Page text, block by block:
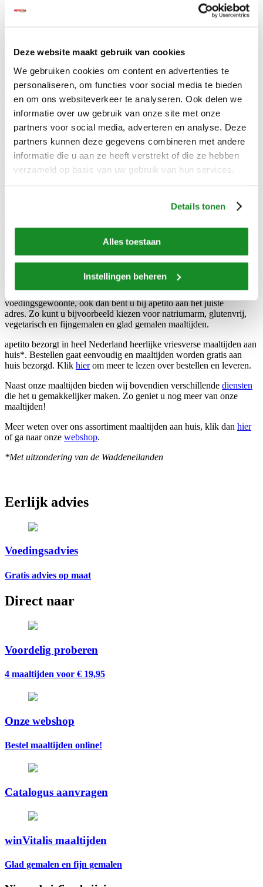
Deze website maakt gebruik van cookies
We gebruiken cookies om content en advertenties te
personaliseren, om functies voor social media te bieden
en om ons websiteverkeer te analyseren. Ook delen we
informatie over uw gebruik van onze site met onze
partners voor social media, adverteren en analyse. Deze
partners kunnen deze gegevens combineren met andere
informatie die u aan ze heeft verstrekt of die ze hebben
verzameld op basis van uw gebruik van hun services.
Details tonen
Alles toestaan
Instellingen beheren
Heerlijke maaltijden aan huis bezorgd
Wij zijn apetito. Bezorger van maaltijden, maar vooral bezorger van
een lach. Onze medewerkers zetten zich met veel plezier in om het u
zo fijn mogelijk te maken. Hulp nodig bij het inpakken van uw
vriezer? Vanzelfsprekend! Uw vaste bezorger legt de maaltijden
precies zoals u het wenst. En als het nodig is, helpt hij u ook even
met de volgende bestelling. Wel zo fijn!
Ook als mantelzorger geeft het u een gerust gevoel. U weet dat de
maaltijden voor uw ouder altijd goed geregeld zijn. En het is fijn dat
die aardige bezorger niet alleen de maaltijden brengt, maar ook altijd
Met de maaltijden van apetito is het alsof u thuis uit eten gaat. U
kunt kiezen uit een assortiment van ruim 120 maaltijden en diverse
soepen en desserts, van de Hollandse keuken tot aan internationale
specialiteiten. En zoekt u maaltijden die passen binnen uw dieet of
voedingsgewoonte, ook dan bent u bij apetito aan het juiste
adres. Zo kunt u bijvoorbeeld kiezen voor natriumarm, glutenvrij,
vegetarisch en fijngemalen en glad gemalen maaltijden.
apetito bezorgt in heel Nederland heerlijke vriesverse maaltijden aan
huis*. Bestellen gaat eenvoudig en maaltijden worden gratis aan
huis bezorgd. Klik hierom meer te lezen over bestellen en leveren.
Naast onze maaltijden bieden wij bovendien verschillende diensten
die het u gemakkelijker maken. Zo geniet u nog meer van onze
maaltijden!
Meer weten over ons assortiment maaltijden aan huis, klik dan hier
of ga naar onze webshop.
*Met uitzondering van de Waddeneilanden
Eerlijk advies
Voedingsadvies
Gratis advies op maat
Direct naar
Voordelig proberen
4 maaltijden voor € 19,95
Onze webshop
Bestel maaltijden online!
Catalogus aanvragen
winVitalis maaltijden
Glad gemalen en fijn gemalen